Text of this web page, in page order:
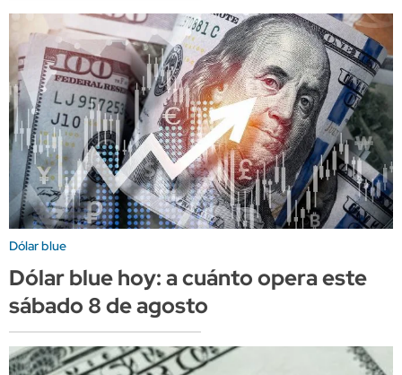
Dólar blue
Dólar blue hoy: a cuánto opera este
sábado 8 de agosto